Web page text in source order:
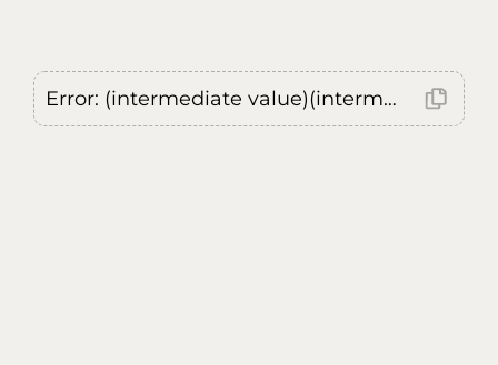
Error: (intermediate value)(intermediate value)(intermediate value).replaceAll is not a function